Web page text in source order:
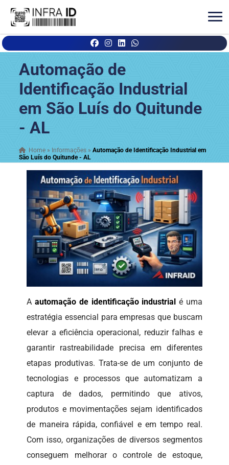
Automação de
Identificação Industrial
em São Luís do Quitunde
- AL
Home » Informações »Automação de Identificação Industrial em
São Luís do Quitunde - AL
Aautomação de identificação industrial é uma
estratégia essencial para empresas que buscam
elevar a eficiência operacional, reduzir falhas e
garantir rastreabilidade precisa em diferentes
etapas produtivas. Trata-se de um conjunto de
tecnologias e processos que automatizam a
captura de dados, permitindo que ativos,
produtos e movimentações sejam identificados
de maneira rápida, confiável e em tempo real.
Com isso, organizações de diversos segmentos
conseguem melhorar o controle de estoque,